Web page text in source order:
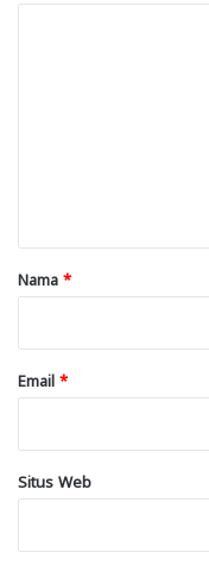
rNama *
Email *
Situs Web